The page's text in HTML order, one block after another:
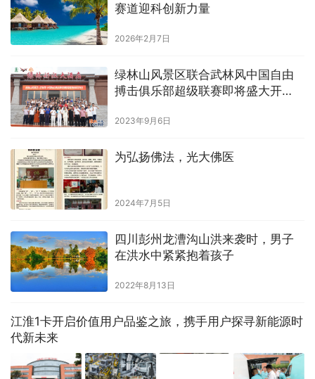
赛道迎科创新力量
2026年2月7日
绿林山风景区联合武林风中国自由
搏击俱乐部超级联赛即将盛大开
2023年9月6日
为弘扬佛法，光大佛医
2024年7月5日
四川彭州龙漕沟山洪来袭时，男子
在洪水中紧紧抱着孩子
2022年8月13日
江淮1卡开启价值用户品鉴之旅，携手用户探寻新能源时
代新未来